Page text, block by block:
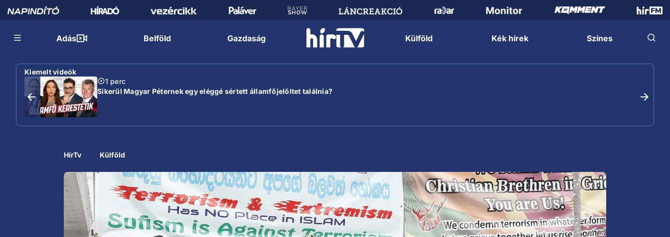
Adás Belföld Gazdaság Külföld Kék hírek Színes
Kiemelt videók
1 perc
Sikerül Magyar Péternek egy eléggé sértett államfőjelöltet találnia?
HírTv Külföld